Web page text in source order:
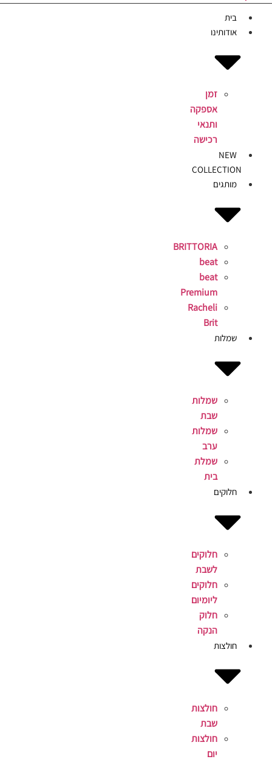
בית
אודותינו
זמן
אספקה
ותנאי
רכישה
NEW
COLLECTION
מותגים
BRITTORIA
beat
beat
Premium
Racheli
Brit
שמלות
שמלות
שבת
שמלות
ערב
שמלת
בית
חלוקים
חלוקים
לשבת
חלוקים
ליומיום
חלוק
הנקה
חולצות
חולצות
שבת
חולצות
יום